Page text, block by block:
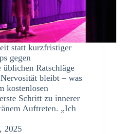
statt kurzfristiger
gegen
Ratschläge
bleibt – was
kostenlosen
Schritt zu innerer
Auftreten. „Ich
2025